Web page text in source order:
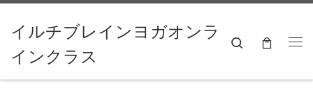
コンテンツへスキップ
イルチブレインヨガオンラ
インクラス
Search